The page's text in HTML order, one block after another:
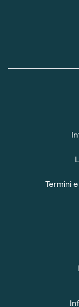
Termini